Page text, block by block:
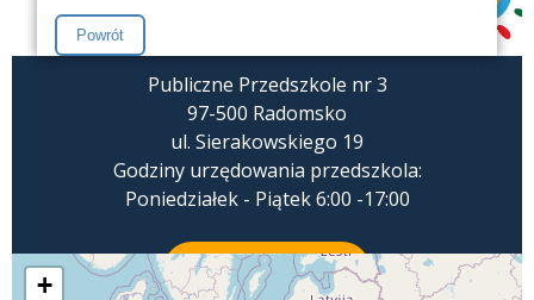
Publiczne Przedszkole nr 3
97-500 Radomsko
ul. Sierakowskiego 19
Godziny urzędowania przedszkola:
Poniedziałek - Piątek 6:00 -17:00
ZADZWOŃ
+